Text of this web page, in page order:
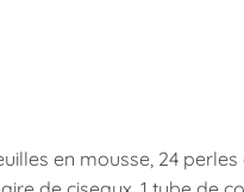
en mousse, 24